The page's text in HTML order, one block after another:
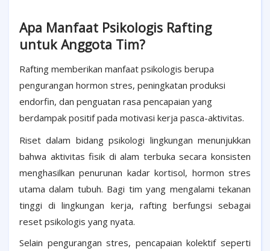
Apa Manfaat Psikologis Rafting
untuk Anggota Tim?
Rafting memberikan manfaat psikologis berupa
pengurangan hormon stres, peningkatan produksi
endorfin, dan penguatan rasa pencapaian yang
berdampak positif pada motivasi kerja pasca-aktivitas.
Riset dalam bidang psikologi lingkungan menunjukkan
bahwa aktivitas fisik di alam terbuka secara konsisten
menghasilkan penurunan kadar kortisol, hormon stres
utama dalam tubuh. Bagi tim yang mengalami tekanan
tinggi di lingkungan kerja, rafting berfungsi sebagai
reset psikologis yang nyata.
Selain pengurangan stres, pencapaian kolektif seperti